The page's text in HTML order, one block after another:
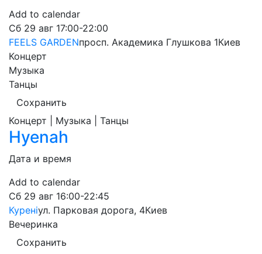
Add to calendar
Сб 29 авг 17:00-22:00
FEELS GARDENпросп. Академика Глушкова 1Киев
Концерт
Музыка
Танцы
Сохранить
Концерт | Музыка | Танцы
Hyenah
Дата и время
Add to calendar
Сб 29 авг 16:00-22:45
Куреніул. Парковая дорога, 4Киев
Вечеринка
Сохранить